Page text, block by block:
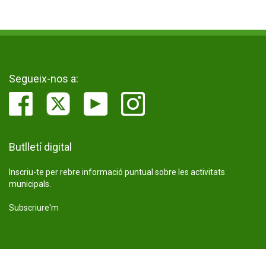
Segueix-nos a:
Butlletí digital
Inscriu-te per rebre informació puntual sobre les activitats
municipals.
Subscriure'm